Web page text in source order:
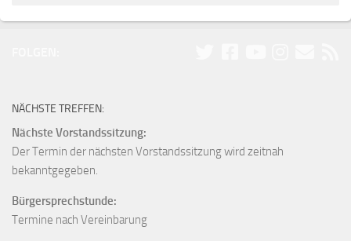
NÄCHSTE TREFFEN:
Nächste Vorstandssitzung:
Der Termin der nächsten Vorstandssitzung wird zeitnah
bekanntgegeben.
Bürgersprechstunde:
Termine nach Vereinbarung